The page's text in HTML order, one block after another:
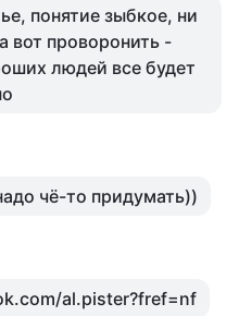
понятие зыбкое, ни
вот проворонить -
людей все будет
чё-то придумать))
al.pister?fref=nf